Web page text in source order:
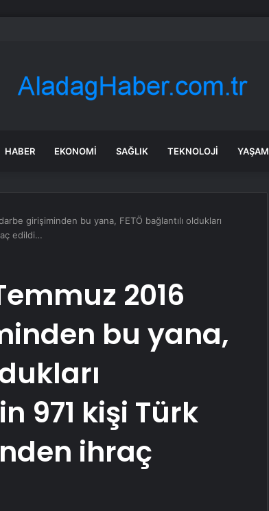
Büyükşehir’den tarımsal destek
HABER EKONOMI SAĞLIK TEKNOLOJI YAŞAM
girişiminden bu yana, FETÖ bağlantılı oldukları
edildi…
2016
bu yana,
971 kişi Türk
ihraç